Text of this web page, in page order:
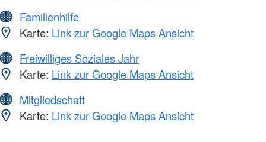
Familienhilfe
Karte: Link zur Google Maps Ansicht
Freiwilliges Soziales Jahr
Karte: Link zur Google Maps Ansicht
Mitgliedschaft
Karte: Link zur Google Maps Ansicht